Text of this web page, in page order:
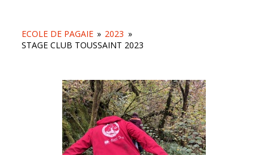
ECOLE DE PAGAIE » 2023 »
STAGE CLUB TOUSSAINT 2023